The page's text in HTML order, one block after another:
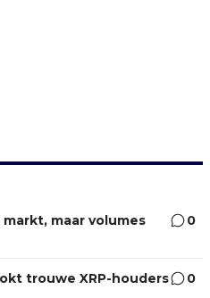
maar volumes
0
trouwe XRP-houders
0